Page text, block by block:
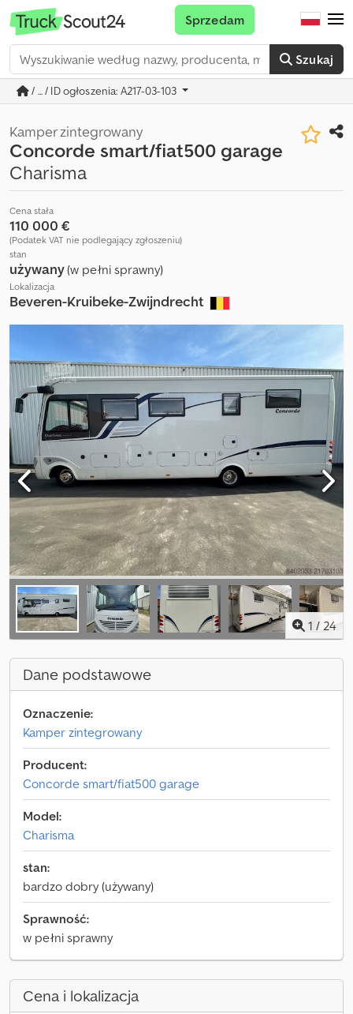
Szukaj
Sprzedam
/ ... / ID ogłoszenia: A217-03-103
Kamper zintegrowany
Concorde smart/fiat500 garage
Charisma
Cena stała
110 000 €
(Podatek VAT nie podlegający zgłoszeniu)
stan
używany(w pełni sprawny)
Lokalizacja
Beveren-Kruibeke-Zwijndrecht
1 / 24
Dane podstawowe
Oznaczenie:
Kamper zintegrowany
Producent:
Concorde smart/fiat500 garage
Model:
Charisma
stan:
bardzo dobry (używany)
Sprawność:
w pełni sprawny
Cena i lokalizacja